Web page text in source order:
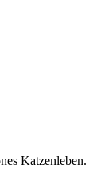
Katzenleben.